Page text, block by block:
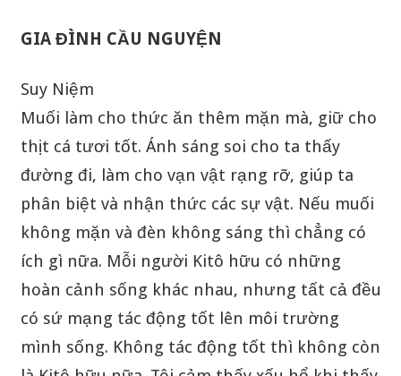
GIA ĐÌNH CẦU NGUYỆN
Suy Niệm
Muối làm cho thức ăn thêm mặn mà, giữ cho
thịt cá tươi tốt. Ánh sáng soi cho ta thấy
đường đi, làm cho vạn vật rạng rỡ, giúp ta
phân biệt và nhận thức các sự vật. Nếu muối
không mặn và đèn không sáng thì chẳng có
ích gì nữa. Mỗi người Kitô hữu có những
hoàn cảnh sống khác nhau, nhưng tất cả đều
có sứ mạng tác động tốt lên môi trường
mình sống. Không tác động tốt thì không còn